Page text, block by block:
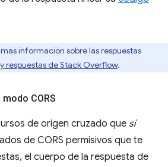
información sobre las respuestas
respuestas de Stack Overflow.
CORS
de origen cruzado que sí
de CORS permisivos que te
el cuerpo de la respuesta de